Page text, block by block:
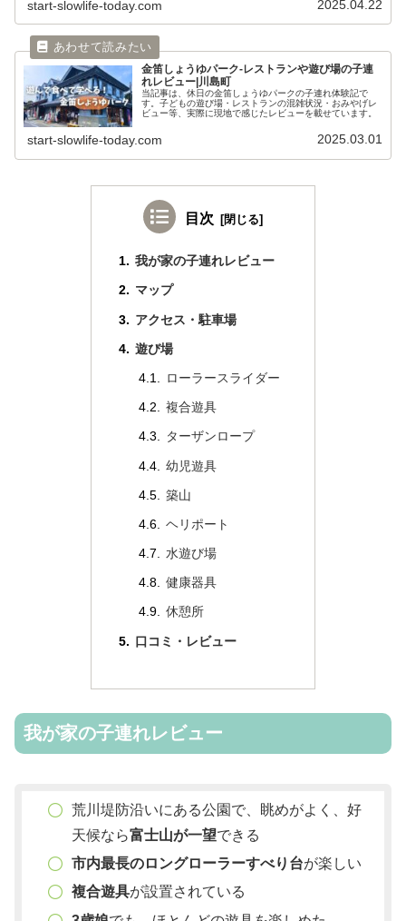
start-slowlife-today.com 2025.04.22
金笛しょうゆパーク-レストランや遊び場の子連
れレビュー|川島町
当記事は、休日の金笛しょうゆパークの子連れ体験記で
す。子どもの遊び場・レストランの混雑状況・おみやげレ
ビュー等、実際に現地で感じたレビューを載せています。
start-slowlife-today.com 2025.03.01
目次
我が家の子連れレビュー
マップ
アクセス・駐車場
遊び場
ローラースライダー
複合遊具
ターザンロープ
幼児遊具
築山
ヘリポート
水遊び場
健康器具
休憩所
口コミ・レビュー
我が家の子連れレビュー
荒川堤防沿いにある公園で、眺めがよく、好
天候なら富士山が一望できる
市内最長のロングローラーすべり台が楽しい
複合遊具が設置されている